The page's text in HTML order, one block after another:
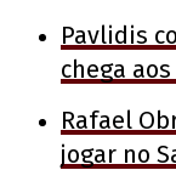
Pavlidis
chega
Rafael
jogar no